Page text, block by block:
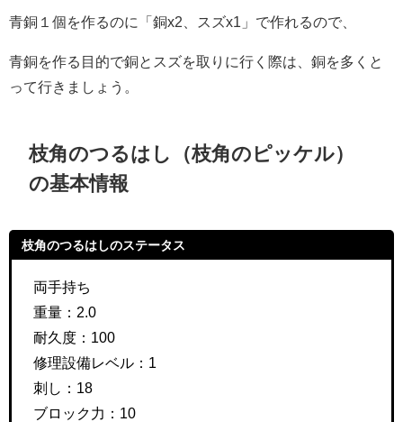
青銅１個を作るのに「銅x2、スズx1」で作れるので、
青銅を作る目的で銅とスズを取りに行く際は、銅を多くと
って行きましょう。
枝角のつるはし（枝角のピッケル）
の基本情報
枝角のつるはしのステータス
両手持ち
重量：2.0
耐久度：100
修理設備レベル：1
刺し：18
ブロック力：10